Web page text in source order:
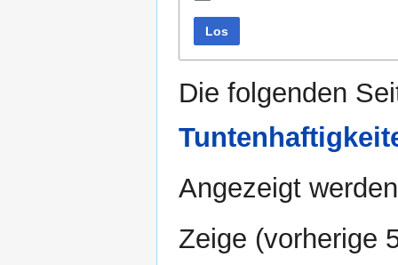
Los
Die folgenden
Angezeigt
Zeige (vorherige